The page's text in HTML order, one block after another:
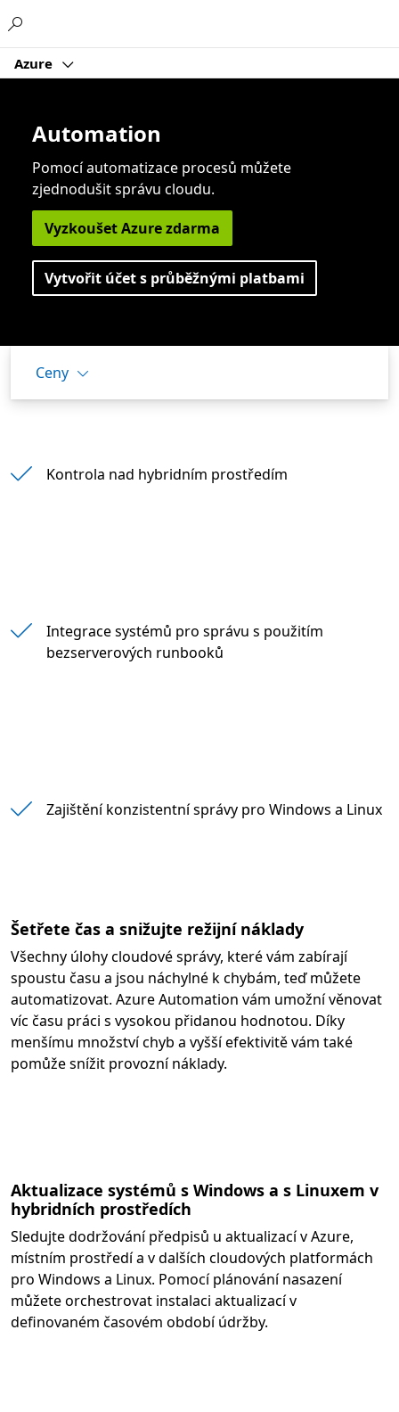
Azure
Automation
Pomocí automatizace procesů můžete
zjednodušit správu cloudu.
Vyzkoušet Azure zdarma
Vytvořit účet s průběžnými platbami
Ceny
" "
Kontrola nad hybridním prostředím
Integrace systémů pro správu s použitím
bezserverových runbooků
" "
Zajištění konzistentní správy pro Windows a Linux
Šetřete čas a snižujte režijní náklady
Všechny úlohy cloudové správy, které vám zabírají
spoustu času a jsou náchylné k chybám, teď můžete
automatizovat. Azure Automation vám umožní věnovat
víc času práci s vysokou přidanou hodnotou. Díky
menšímu množství chyb a vyšší efektivitě vám také
pomůže snížit provozní náklady.
Aktualizace systémů s Windows a s Linuxem v
hybridních prostředích
Sledujte dodržování předpisů u aktualizací v Azure,
místním prostředí a v dalších cloudových platformách
pro Windows a Linux. Pomocí plánování nasazení
můžete orchestrovat instalaci aktualizací v
definovaném časovém období údržby.